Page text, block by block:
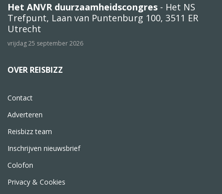
Het ANVR duurzaamheidscongres - Het NS
Trefpunt, Laan van Puntenburg 100, 3511 ER
Utrecht
vrijdag 25 september 2026
OVER REISBIZZ
Contact
Adverteren
Reisbizz team
Inschrijven nieuwsbrief
Colofon
Privacy & Cookies